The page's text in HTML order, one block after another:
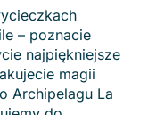
– poznacie
najpiękniejsze
magii
Archipelagu La